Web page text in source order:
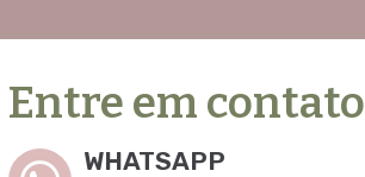
Entre em contato
WHATSAPP